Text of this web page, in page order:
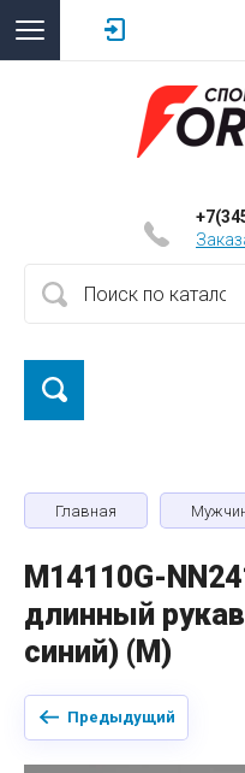
Главная
M14110G-
длинный
синий) (M)
Предыдущий